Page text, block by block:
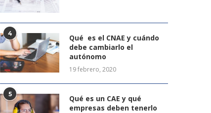
4
Qué es el CNAE y cuándo
debe cambiarlo el
autónomo
19 febrero, 2020
5
Qué es un CAE y qué
empresas deben tenerlo